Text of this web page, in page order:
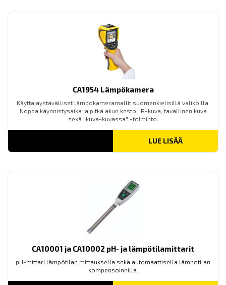
CA1954 Lämpökamera
Käyttäjäystävälliset lämpökameramallit suomenkielisillä valikoilla.
Nopea käynnistysaika ja pitkä akun kesto. IR-kuva, tavallinen kuva
sekä "kuva-kuvassa" -toiminto.
LUE LISÄÄ
CA10001 ja CA10002 pH- ja lämpötilamittarit
pH-mittari lämpötilan mittauksella sekä automaattisella lämpötilan
kompensoinnilla.